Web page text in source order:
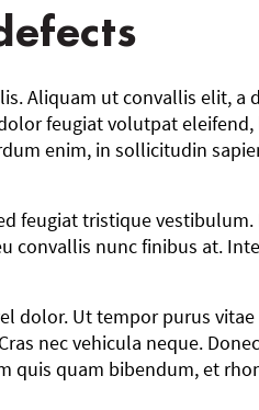
Aliquam ut convallis elit, a
feugiat volutpat
enim, in sollicitudin
feugiat tristique vestibulum.
convallis nunc finibus at.
dolor. Ut tempor purus
nec vehicula neque.
quis quam bibendum, et